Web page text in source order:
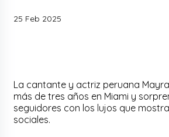
25 Feb 2025
La cantante y actriz peruana
más de tres años en Miami y
seguidores con los lujos que
sociales.